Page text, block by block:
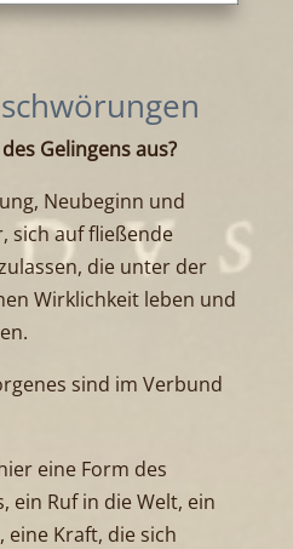
Gelingens aus?
Neubeginn und
sich auf fließende
die unter der
Wirklichkeit leben und
sind im Verbund
eine Form des
ein Ruf in die Welt, ein
eine Kraft, die sich